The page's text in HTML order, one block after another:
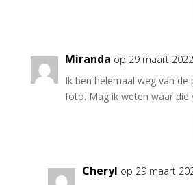
Miranda op 29 maart
Ik ben helemaal weg van
foto. Mag ik weten waar die
Cheryl op 29 maart